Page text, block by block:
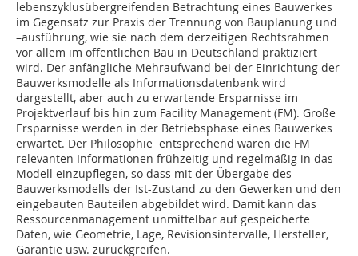
lebenszyklusübergreifenden Betrachtung eines Bauwerkes
im Gegensatz zur Praxis der Trennung von Bauplanung und
–ausführung, wie sie nach dem derzeitigen Rechtsrahmen
vor allem im öffentlichen Bau in Deutschland praktiziert
wird. Der anfängliche Mehraufwand bei der Einrichtung der
Bauwerksmodelle als Informationsdatenbank wird
dargestellt, aber auch zu erwartende Ersparnisse im
Projektverlauf bis hin zum Facility Management (FM). Große
Ersparnisse werden in der Betriebsphase eines Bauwerkes
erwartet. Der Philosophie entsprechend wären die FM
relevanten Informationen frühzeitig und regelmäßig in das
Modell einzupflegen, so dass mit der Übergabe des
Bauwerksmodells der Ist-Zustand zu den Gewerken und den
eingebauten Bauteilen abgebildet wird. Damit kann das
Ressourcenmanagement unmittelbar auf gespeicherte
Daten, wie Geometrie, Lage, Revisionsintervalle, Hersteller,
Garantie usw. zurückgreifen.